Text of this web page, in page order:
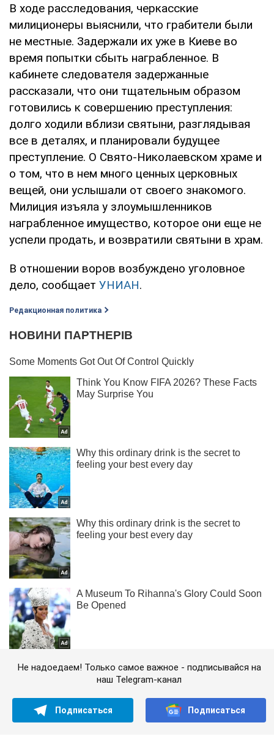
В ходе расследования, черкасские
милиционеры выяснили, что грабители были
не местные. Задержали их уже в Киеве во
время попытки сбыть награбленное. В
кабинете следователя задержанные
рассказали, что они тщательным образом
готовились к совершению преступления:
долго ходили вблизи святыни, разглядывая
все в деталях, и планировали будущее
преступление. О Свято-Николаевском храме и
о том, что в нем много ценных церковных
вещей, они услышали от своего знакомого.
Милиция изъяла у злоумышленников
награбленное имущество, которое они еще не
успели продать, и возвратили святыни в храм.
В отношении воров возбуждено уголовное
дело, сообщает УНИАН.
Редакционная политика
Не надоедаем! Только самое важное - подписывайся на
наш Telegram-канал
Подписаться Подписаться